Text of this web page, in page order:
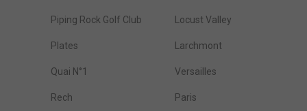
Piping Rock Golf Club Locust Valley
Plates Larchmont
Quai N°1 Versailles
Rech Paris